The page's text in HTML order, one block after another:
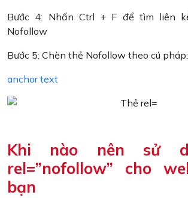
Bước 4: Nhấn Ctrl + F để tìm liên
Nofollow
Bước 5: Chèn thẻ Nofollow theo cú pháp:
anchor text
Khi nào nên sử
rel=”nofollow” cho
bạn